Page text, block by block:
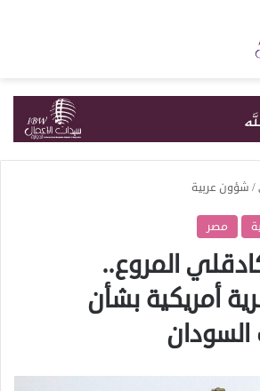
/ شؤون عربية
مصر
المروع..
أمريكية بشأن